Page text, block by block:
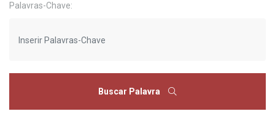
Palavras-Chave:
Buscar Palavra